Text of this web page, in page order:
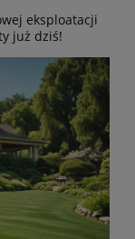
eksploatacji
już dziś!